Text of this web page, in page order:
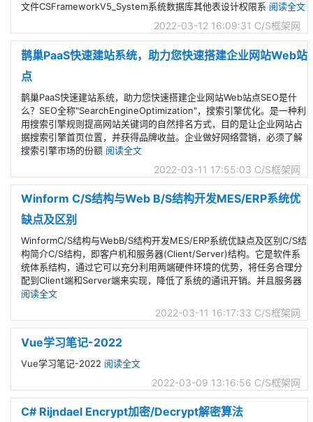
文件CSFrameworkV5_System系统数据库其他表设计权限系 阅读全文
2022-03-12 16:09:31 C/S框架网
鹊巢PaaS快速建站系统，助力您快速搭建企业网站Web站
点
鹊巢PaaS快速建站系统，助力您快速搭建企业网站Web站点SEO是什
么？SEO全称"SearchEngineOptimization"，搜索引擎优化。是一种利
用搜索引擎规则提高网站关键词的自然排名方式，目的是让企业网站占
据搜索引擎首页位置，并获得品牌收益。企业做好网络营销，必须了解
搜索引擎市场的份额 阅读全文
2022-03-11 17:55:03 C/S框架网
Winform C/S结构与Web B/S结构开发MES/ERP系统优
缺点及区别
WinformC/S结构与WebB/S结构开发MES/ERP系统优缺点及区别C/S结
构简介C/S结构，即客户机和服务器(Client/Server)结构。它是软件系
统体系结构，通过它可以充分利用两端硬件环境的优势，将任务合理分
配到Client端和Server端来实现，降低了系统的通讯开销。并且服务器
阅读全文
2022-03-11 16:17:33 C/S框架网
Vue学习笔记-2022
Vue学习笔记-2022 阅读全文
2022-03-09 13:16:56 C/S框架网
C# Rijndael Encrypt加密/Decrypt解密算法